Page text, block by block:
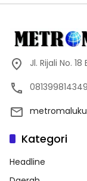
Jl. Rijali No.
081399814349
Kategori
Headline